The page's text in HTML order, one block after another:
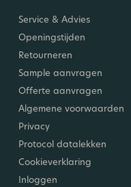
Service & Advies
Openingstijden
Retourneren
Sample aanvragen
Offerte aanvragen
Algemene voorwaarden
Privacy
Protocol datalekken
Cookieverklaring
Inloggen